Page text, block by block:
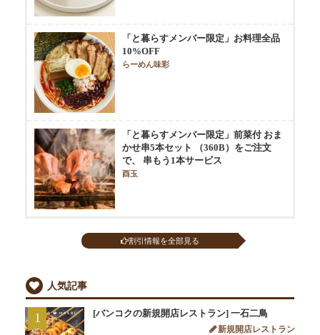
「と暮らすメンバー限定」お料理全品
10%OFF
らーめん味彩
「と暮らすメンバー限定」前菜付 おま
かせ串5本セット （360B）をご注文
で、 串もう1本サービス
酉玉
割引情報を全部見る
人気記事
1 [バンコクの新規開店レストラン] 一石二鳥
新規開店レストラン